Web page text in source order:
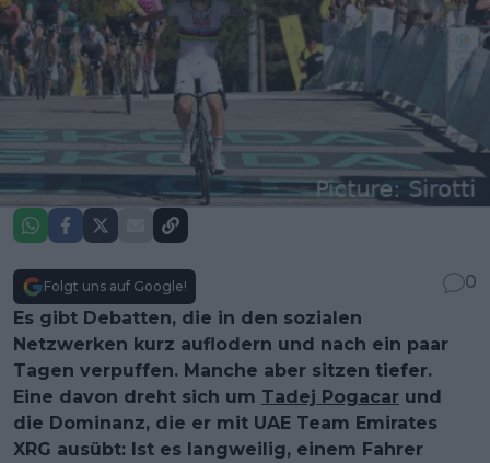
Folgt uns auf Google!
0
Es gibt Debatten, die in den sozialen
Netzwerken kurz auflodern und nach ein paar
Tagen verpuffen. Manche aber sitzen tiefer.
Eine davon dreht sich um Tadej Pogacar und
die Dominanz, die er mit UAE Team Emirates
XRG ausübt: Ist es langweilig, einem Fahrer